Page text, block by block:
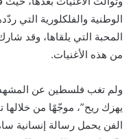
الوطنية والفلكلورية التي
المحبة التي يلقاها، وقد
من هذه الأغنيات.
ولم تغب فلسطين عن المشهد،
يهزك ريح”، موجّهًا من خلالها
الفن يحمل رسالة إنسانية